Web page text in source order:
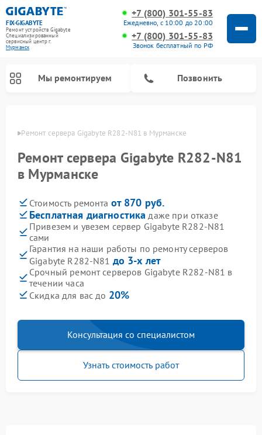
FIX-GIGABYTE
Ремонт устройств Gigabyte
Специализированный
cервисный центр г.
Мурманск
+7 (800) 301-55-83
Ежедневно, с 10:00 до 20:00
+7 (800) 301-55-83
Звонок бесплатный по РФ
Мы ремонтируем Позвонить
Ремонт сервера Gigabyte R282-N81 в Мурманске
Ремонт сервера Gigabyte R282-N81
в Мурманске
Стоимость ремонта от 870 руб.
Бесплатная диагностика даже при отказе
Привезем и увезем сервер Gigabyte R282-N81
сами
Гарантия на наши работы по ремонту серверов
Gigabyte R282-N81 до 3-х лет
Срочный ремонт серверов Gigabyte R282-N81 в
течении часа
Скидка для вас до 20%
Консультация со специалистом
Узнать стоимость работ